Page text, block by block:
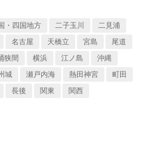
・四国地方 二子玉川 二見浦
名古屋 天橋立 宮島 尾道
狭間 横浜 江ノ島 沖縄
城 瀬戸内海 熱田神宮 町田
長後 関東 関西